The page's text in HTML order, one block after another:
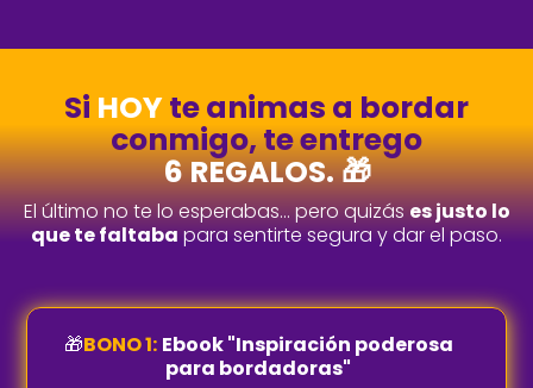
Si HOYte animas a bordar
conmigo, te entrego
6 REGALOS.🎁
El último no te lo esperabas... pero quizás es justo lo
que te faltaba para sentirte segura y dar el paso.
🎁BONO 1: Ebook "Inspiración poderosa
para bordadoras"